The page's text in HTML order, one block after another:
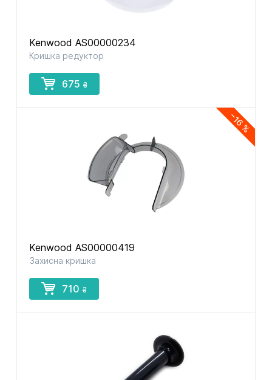
Kenwood AS00000234
Кришка редуктор
675 ₴
Kenwood AS00000419
Захисна кришка
710 ₴
−16 %